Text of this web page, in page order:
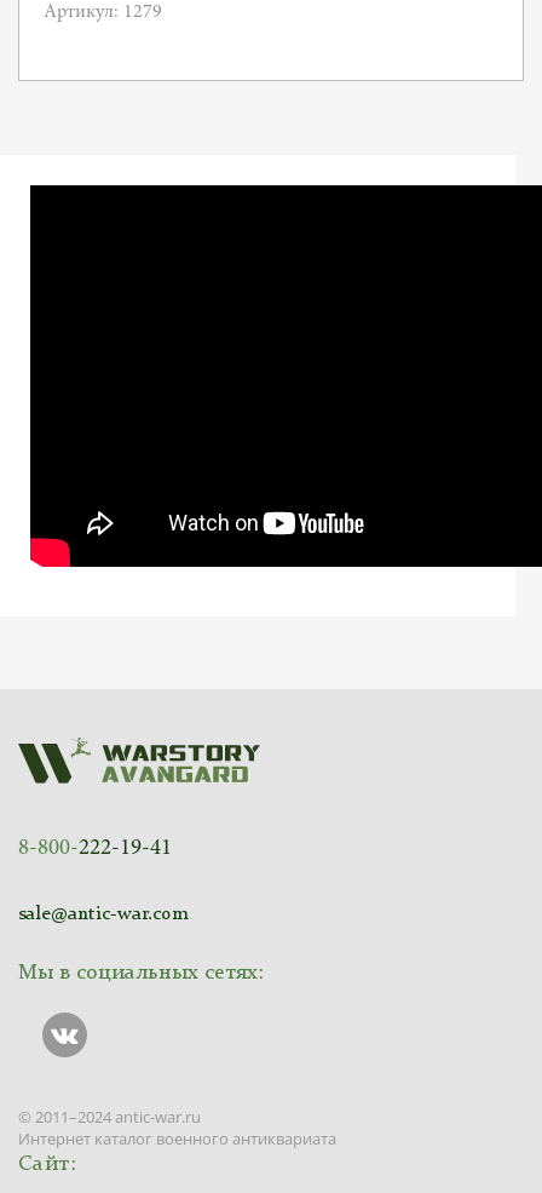
Артикул: 1279
8-800-222-19-41
sale@antic-war.com
Мы в социальных сетях:
© 2011–2024 antic-war.ru
Интернет каталог военного антиквариата
Сайт: